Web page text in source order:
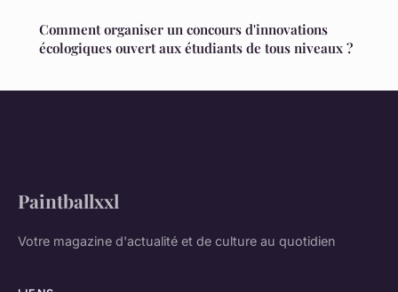
Comment organiser un concours d'innovations
écologiques ouvert aux étudiants de tous niveaux ?
Paintballxxl
Votre magazine d'actualité et de culture au quotidien